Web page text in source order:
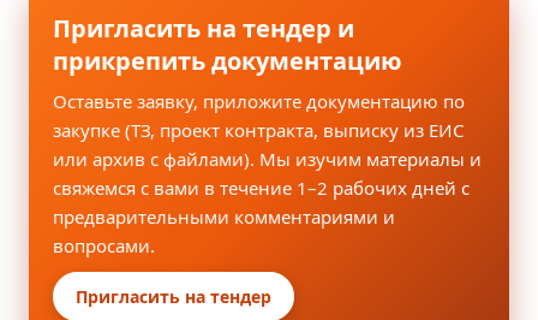
Пригласить на тендер и
прикрепить документацию
Оставьте заявку, приложите документацию по
закупке (ТЗ, проект контракта, выписку из ЕИС
или архив с файлами). Мы изучим материалы и
свяжемся с вами в течение 1–2 рабочих дней с
предварительными комментариями и
вопросами.
Пригласить на тендер